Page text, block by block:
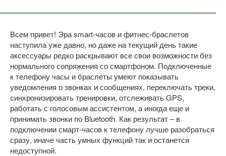
Всем привет! Эра smart-часов и фитнес-браслетов
наступила уже давно, но даже на текущий день такие
аксессуары редко раскрывают все свои возможности без
нормального сопряжения со смартфоном. Подключенные
к телефону часы и браслеты умеют показывать
уведомления о звонках и сообщениях, переключать треки,
синхронизировать тренировки, отслеживать GPS,
работать с голосовым ассистентом, а иногда еще и
принимать звонки по Bluetooth. Как результат – в
подключении смарт-часов к телефону лучше разобраться
сразу, иначе часть умных функций так и останется
недоступной.